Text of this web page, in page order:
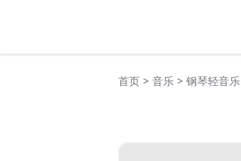
首页 > 音乐 > 钢琴轻音乐